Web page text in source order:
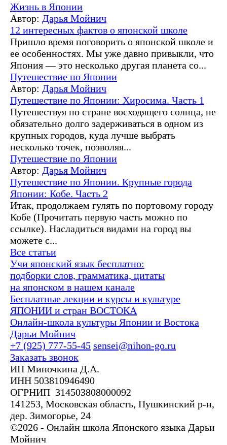
Жизнь в Японии
Автор: Дарья Мойнич
12 интересных фактов о японской школе
Пришло время поговорить о японской школе и
ее особенностях. Мы уже давно привыкли, что
Япония — это несколько другая планета со...
Путешествие по Японии
Автор: Дарья Мойнич
Путешествие по Японии: Хиросима. Часть 1
Путешествуя по стране восходящего солнца, не
обязательно долго задерживаться в одном из
крупных городов, куда лучше выбрать
несколько точек, позволяя...
Путешествие по Японии
Автор: Дарья Мойнич
Путешествие по Японии. Крупные города
Японии: Кобе. Часть 2
Итак, продолжаем гулять по портовому городу
Кобе (Прочитать первую часть можно по
ссылке). Насладиться видами на город вы
можете с...
Все статьи
Учи японский язык бесплатно:
подборки слов, грамматика, цитаты
на японском в нашем канале
Бесплатные лекции и курсы и культуре
ЯПОНИИ и стран ВОСТОКА
Онлайн-школа культуры Японии и Востока
Дарьи Мойнич
+7 (925) 777-55-45 sensei@nihon-go.ru
Заказать звонок
ИП Миночкина Д.А.
ИНН 503810946490
ОГРНИП 314503808000092
141253, Московская область, Пушкинский р-н,
дер. Зимогорье, 24
©2026 - Онлайн школа Японского языка Дарьи
Мойнич